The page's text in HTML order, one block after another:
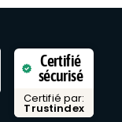
Certifié
sécurisé
Certifié par:
Trustindex